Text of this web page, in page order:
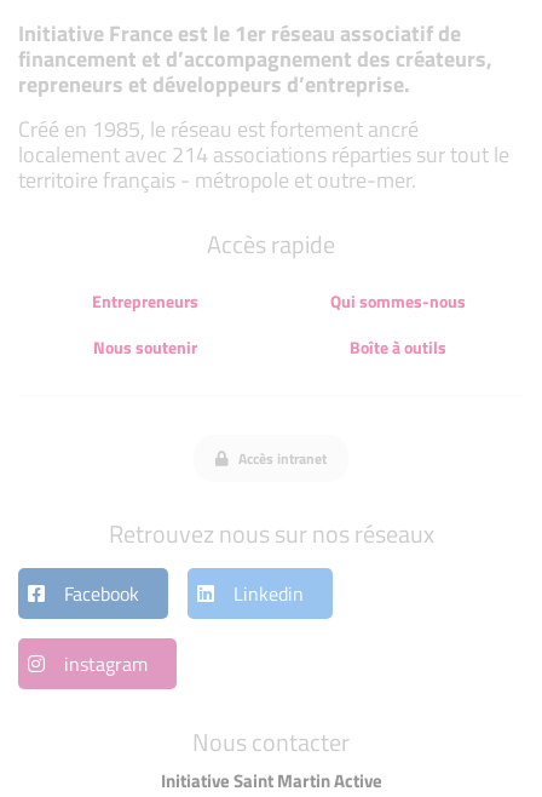
Initiative France est le 1er réseau associatif de
financement et d’accompagnement des créateurs,
repreneurs et développeurs d’entreprise.
Créé en 1985, le réseau est fortement ancré
localement avec 214 associations réparties sur tout le
territoire français - métropole et outre-mer.
Nous contacter
Initiative Saint Martin Active
Accès rapide
Entrepreneurs
Qui sommes-nous
Nous soutenir
Boîte à outils
Accès intranet
Retrouvez nous sur nos réseaux
Facebook Linkedin
instagram